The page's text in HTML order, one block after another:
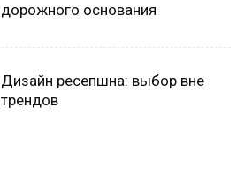
дорожного основания
Дизайн ресепшна: выбор вне
трендов